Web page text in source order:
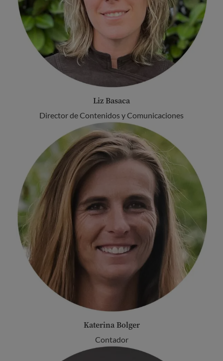
Liz Basaca
Director de Contenidos y Comunicaciones
Katerina Bolger
Contador